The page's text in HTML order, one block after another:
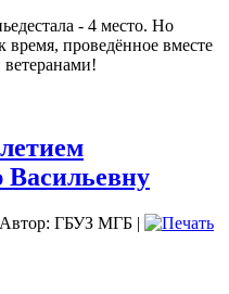
- 4 место. Но
время, проведённое вместе
Автор: ГБУЗ МГБ |